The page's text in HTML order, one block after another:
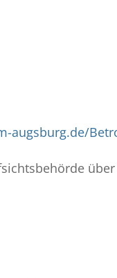
augsburg.de/